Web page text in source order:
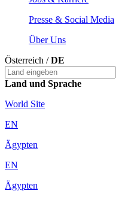
Presse & Social Media
Über Uns
Österreich /DE
Land und Sprache
World Site
EN
Ägypten
EN
Ägypten